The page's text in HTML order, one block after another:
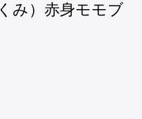
み）赤身モモブ